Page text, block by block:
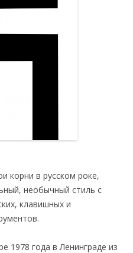
корни в русском роке,
необычный стиль с
клавишных и
1978 года в Ленинграде из